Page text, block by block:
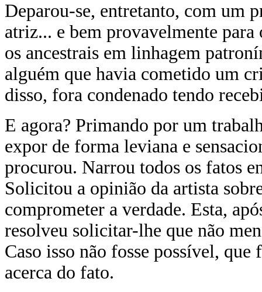
Deparou-se, entretanto, com um
atriz... e bem provavelmente
os ancestrais em linhagem
alguém que havia cometido um
disso, fora condenado tendo
E agora? Primando por um
expor de forma leviana e
procurou. Narrou todos os fatos
Solicitou a opinião da artista
comprometer a verdade. Esta,
resolveu solicitar-lhe que não
Caso isso não fosse possível, que
acerca do fato.